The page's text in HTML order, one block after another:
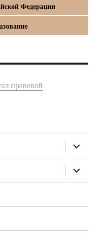
Федерации
правовой
раскрыть
дочернее
меню
раскрыть
дочернее
меню